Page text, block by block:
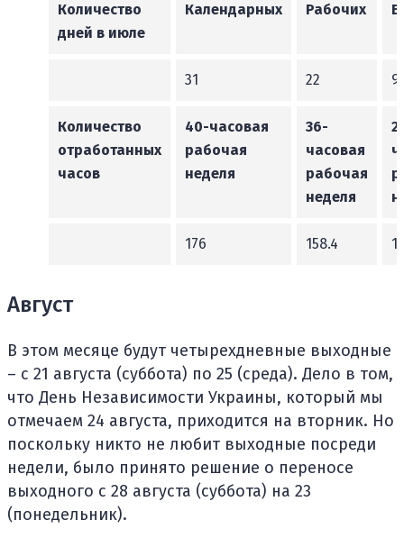
Количество
дней в июле
Календарных Рабочих
31 22 9
Количество
отработанных
часов
40-часовая
рабочая
неделя
36-
часовая
рабочая
неделя
176 158.4
Август
В этом месяце будут четырехдневные выходные
– с 21 августа (суббота) по 25 (среда). Дело в том,
что День Независимости Украины, который мы
отмечаем 24 августа, приходится на вторник. Но
поскольку никто не любит выходные посреди
недели, было принято решение о переносе
выходного с 28 августа (суббота) на 23
(понедельник).